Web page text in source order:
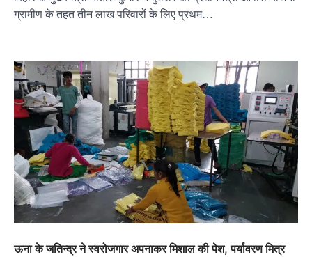
ग्रामीण के तहत तीन लाख परिवारों के लिए प्रथम…
ऊना के जतिन्द्र ने स्वरोजगार अपनाकर मिशाल की पेश, पर्यावरण मित्र